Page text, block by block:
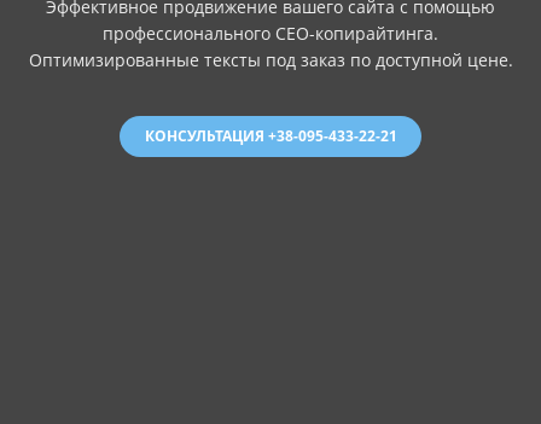
Эффективное продвижение вашего сайта с помощью
профессионального СЕО-копирайтинга.
Оптимизированные тексты под заказ по доступной цене.
КОНСУЛЬТАЦИЯ +38-095-433-22-21